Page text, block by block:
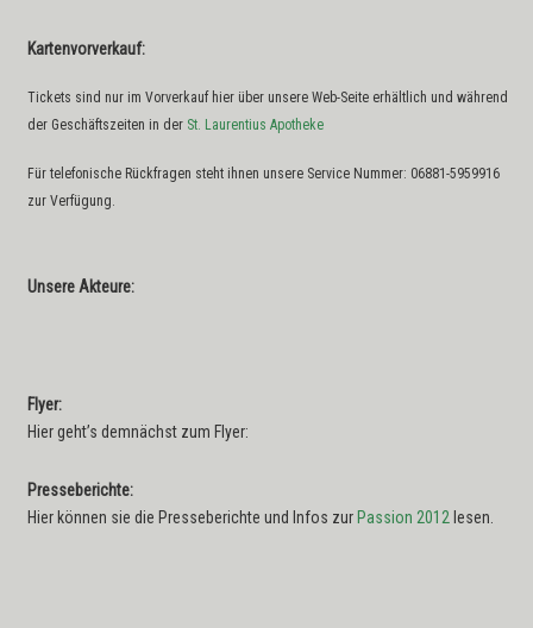
Kartenvorverkauf:
Tickets sind nur im Vorverkauf hier über unsere Web-Seite erhältlich und während
der Geschäftszeiten in der St. Laurentius Apotheke
Für telefonische Rückfragen steht ihnen unsere Service Nummer: 06881-5959916
zur Verfügung.
Unsere Akteure:
Flyer:
Hier geht’s demnächst zum Flyer:
Presseberichte:
Hier können sie die Presseberichte und Infos zur Passion 2012 lesen.